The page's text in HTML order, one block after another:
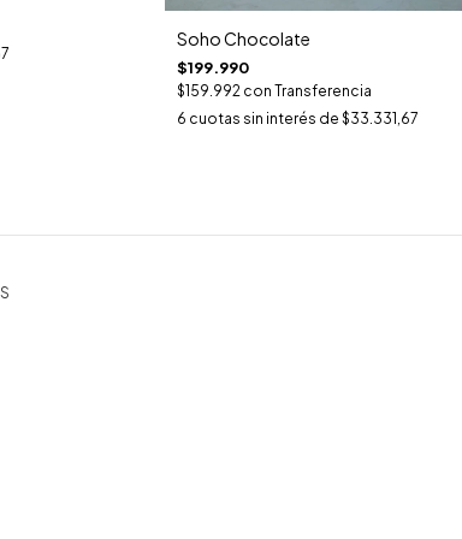
Soho Chocolate
$199.990
$159.992 con Transferencia
6 cuotas sin interés de $33.331,67